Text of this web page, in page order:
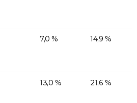
7,0 % 14,9 %
13,0 % 21,6 %